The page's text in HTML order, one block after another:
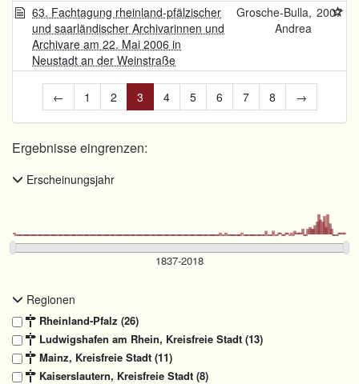
63. Fachtagung rheinland-pfälzischer
und saarländischer Archivarinnen und
Archivare am 22. Mai 2006 in
Neustadt an der Weinstraße
Grosche-Bulla,
Andrea
2007
← 1 2 3 4 5 6 7 8 →
Ergebnisse eingrenzen:
Erscheinungsjahr
Regionen
Rheinland-Pfalz (26)
Ludwigshafen am Rhein, Kreisfreie Stadt (13)
Mainz, Kreisfreie Stadt (11)
Kaiserslautern, Kreisfreie Stadt (8)